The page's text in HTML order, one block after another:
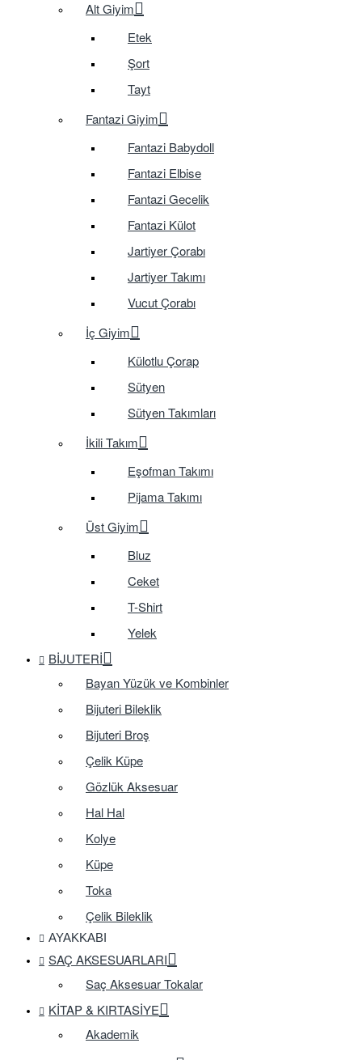
Alt Giyim
Etek
Şort
Tayt
Fantazi Giyim
Fantazi Babydoll
Fantazi Elbise
Fantazi Gecelik
Fantazi Külot
Jartiyer Çorabı
Jartiyer Takımı
Vucut Çorabı
İç Giyim
Külotlu Çorap
Sütyen
Sütyen Takımları
İkili Takım
Eşofman Takımı
Pijama Takımı
Üst Giyim
Bluz
Ceket
T-Shirt
Yelek
BIJUTERI
Bayan Yüzük ve Kombinler
Bijuteri Bileklik
Bijuteri Broş
Çelik Küpe
Gözlük Aksesuar
Hal Hal
Kolye
Küpe
Toka
Çelik Bileklik
AYAKKABI
SAÇ AKSESUARLARI
Saç Aksesuar Tokalar
KITAP & KIRTASIYE
Akademik